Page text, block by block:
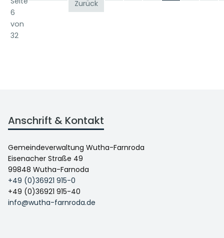
6
von
32
Zurück
Anschrift & Kontakt
Gemeindeverwaltung Wutha-Farnroda
Eisenacher Straße 49
99848 Wutha-Farnoda
+49 (0)36921 915-0
+49 (0)36921 915-40
info@wutha-farnroda.de